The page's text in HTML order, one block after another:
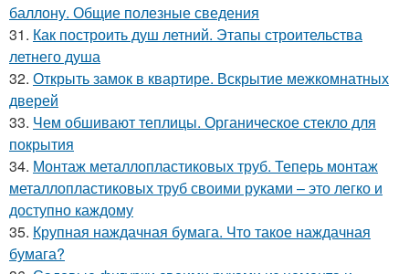
баллону. Общие полезные сведения
31. Как построить душ летний. Этапы строительства
летнего душа
32. Открыть замок в квартире. Вскрытие межкомнатных
дверей
33. Чем обшивают теплицы. Органическое стекло для
покрытия
34. Монтаж металлопластиковых труб. Теперь монтаж
металлопластиковых труб своими руками – это легко и
доступно каждому
35. Крупная наждачная бумага. Что такое наждачная
бумага?